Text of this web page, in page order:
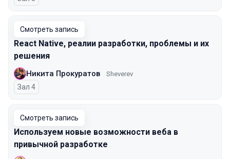
Смотреть запись
React Native, реалии разработки, проблемы и их
решения
Никита Прокуратов Sheverev
Зал 4
Смотреть запись
Используем новые возможности веба в
привычной разработке